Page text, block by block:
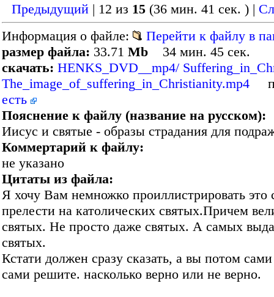
Предыдущий| 12 из 15 (36 мин. 41 сек. )|
Информация о файле:
Перейти к файлу в
размер файла: 33.71 Mb 34 мин. 45 сек.
скачать: HENKS_DVD__mp4/
The_image_of_suffering_in_Christianity.mp4
есть
Пояснение к файлу (название на русском):
Иисус и святые - образы страдания для
Коммертарий к файлу:
не указано
Цитаты из файла:
Я хочу Вам немножко проиллистрировать это
прелести на католических святых.Причем
святых. Не просто даже святых. А самых
святых.
Кстати должен сразу сказать, а вы потом
сами решите. насколько верно или не верно.